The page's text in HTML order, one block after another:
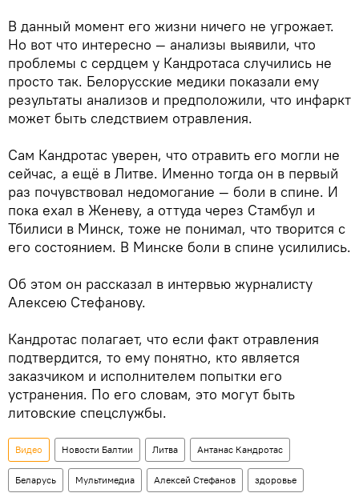
В данный момент его жизни ничего не угрожает.
Но вот что интересно — анализы выявили, что
проблемы с сердцем у Кандротаса случились не
просто так. Белорусские медики показали ему
результаты анализов и предположили, что инфаркт
может быть следствием отравления.
Сам Кандротас уверен, что отравить его могли не
сейчас, а ещё в Литве. Именно тогда он в первый
раз почувствовал недомогание — боли в спине. И
пока ехал в Женеву, а оттуда через Стамбул и
Тбилиси в Минск, тоже не понимал, что творится с
его состоянием. В Минске боли в спине усилились.
Об этом он рассказал в интервью журналисту
Алексею Стефанову.
Кандротас полагает, что если факт отравления
подтвердится, то ему понятно, кто является
заказчиком и исполнителем попытки его
устранения. По его словам, это могут быть
литовские спецслужбы.
Видео Новости Балтии Литва Антанас Кандротас
Беларусь Мультимедиа Алексей Стефанов здоровье